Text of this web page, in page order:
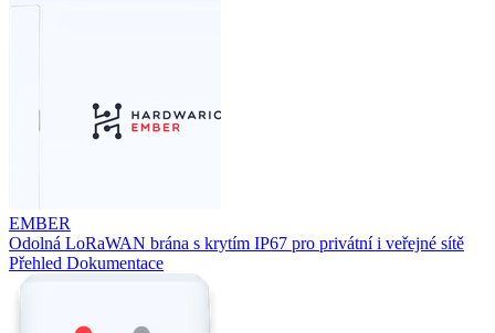
EMBER
Odolná LoRaWAN brána s krytím IP67 pro privátní i veřejné sítě
Přehled Dokumentace